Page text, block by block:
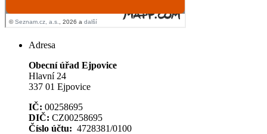
Adresa
Obecní úřad Ejpovice
Hlavní 24
337 01 Ejpovice
IČ: 00258695
DIČ: CZ00258695
Číslo účtu: 4728381/0100